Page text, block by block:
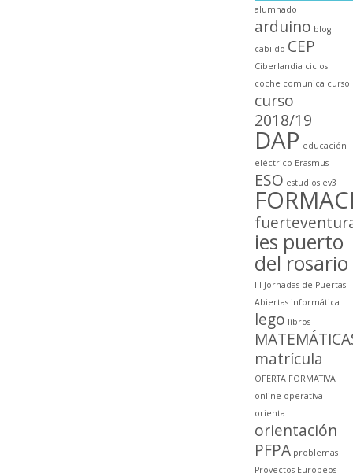
alumnado
arduino blog
cabildo CEP
Ciberlandia ciclos
coche comunica curso
curso
2018/19
DAP educación
eléctrico Erasmus
ESO estudios ev3
ies puerto
del rosario
III Jornadas de Puertas
Abiertas informática
lego libros
matrícula
OFERTA FORMATIVA
online operativa
orienta
orientación
PFPA problemas
Proyectos Europeos